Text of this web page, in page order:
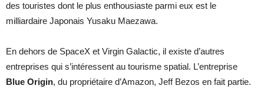
des touristes dont le plus enthousiaste parmi eux est le
milliardaire Japonais Yusaku Maezawa.
En dehors de SpaceX et Virgin Galactic, il existe d’autres
entreprises qui s’intéressent au tourisme spatial. L’entreprise
Blue Origin, du propriétaire d’Amazon, Jeff Bezos en fait partie.